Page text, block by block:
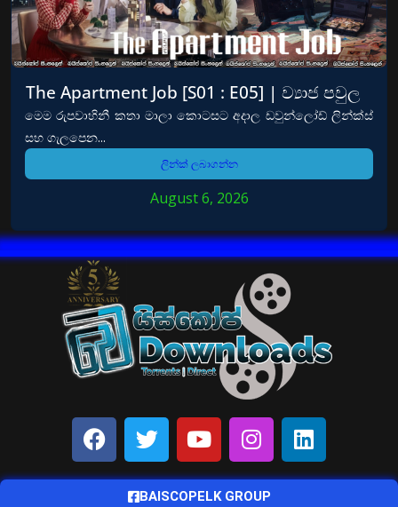
The Apartment Job [S01 : E05] | ව්‍යාජ පවුල
මෙම රුපවාහිනී කතා මාලා කොටසට අදාල ඩවුන්ලෝඩ් ලින්ක්ස්
සහ ගැලපෙන...
ලින්ක් ලබාගන්න
August 6, 2026
BAISCOPELK GROUP